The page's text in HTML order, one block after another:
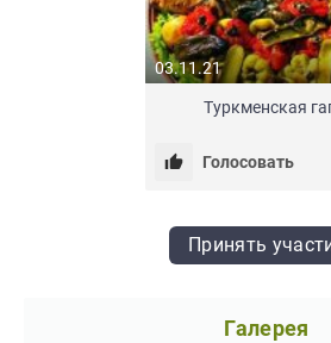
03.11.21
Туркменская
Голосовать
Принять
Галерея